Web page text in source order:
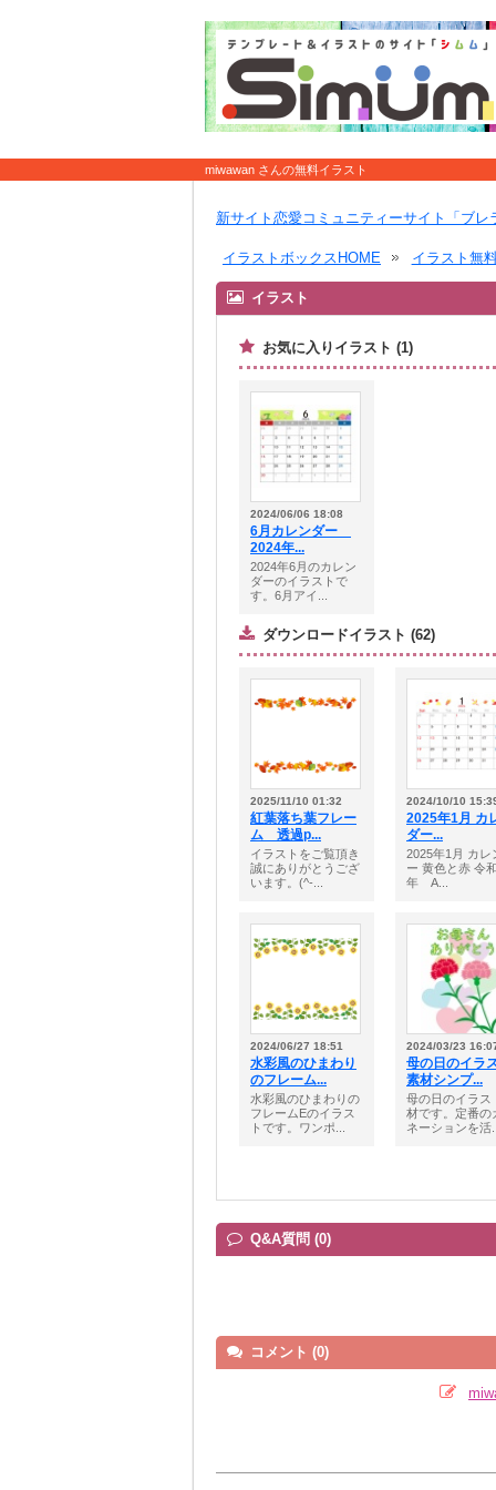
miwawan さんの無料イラスト
新サイト恋愛コミュニティーサイト「ブレ
イラストボックスHOME イラスト無
イラスト
お気に入りイラスト (1)
2024/06/06 18:08
6月カレンダー
2024年...
2024年6月のカレン
ダーのイラストで
す。6月アイ...
ダウンロードイラスト (62)
2025/11/10 01:32
紅葉落ち葉フレー
ム 透過p...
イラストをご覧頂き
誠にありがとうござ
います。(^-...
2024/10/10
2025年1月 カ
ダー...
2025年1月 カレ
ー 黄色と赤 令
年 A...
2024/06/27 18:51
水彩風のひまわり
のフレーム...
水彩風のひまわりの
フレームEのイラス
トです。ワンポ...
2024/03/23
母の日のイラ
素材シンプ...
母の日のイラス
材です。定番の
ネーションを活
Q&A質問 (0)
コメント (0)